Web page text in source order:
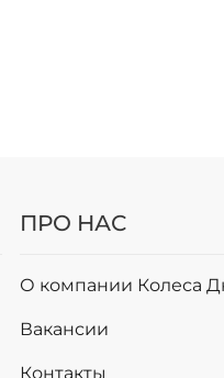
ПРО НАС
О компании Колеса
Вакансии
Контакты